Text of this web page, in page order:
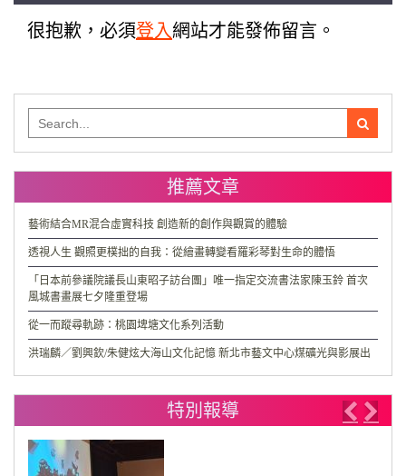
很抱歉，必須登入網站才能發佈留言。
for:
推薦文章
藝術結合MR混合虛實科技 創造新的創作與觀賞的體驗
透視人生 觀照更樸拙的自我：從繪畫轉變看羅彩琴對生命的體悟
「日本前參議院議長山東昭子訪台團」唯一指定交流書法家陳玉鈴 首次
風城書畫展七夕隆重登場
從一而蹤尋軌跡：桃園埤塘文化系列活動
洪瑞麟／劉興欽/朱健炫大海山文化記憶 新北市藝文中心煤礦光與影展出
特別報導